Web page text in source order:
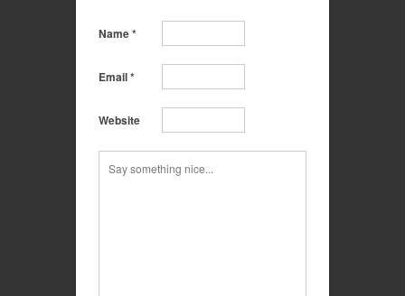
Name*
Email*
Website